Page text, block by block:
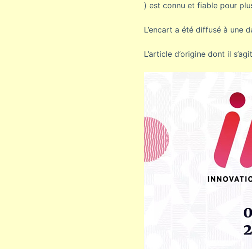
) est connu et fiable pour
L’encart a été diffusé à une
L’article d’origine dont il